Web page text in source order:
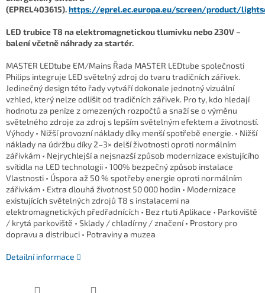
(EPREL403615).https://eprel.ec.europa.eu/screen/product/
LED trubice T8 na elektromagnetickou tlumivku nebo 230V –
balení včetně náhrady za startér.
MASTER LEDtube EM/Mains Řada MASTER LEDtube společnosti
Philips integruje LED světelný zdroj do tvaru tradičních zářivek.
Jedinečný design této řady vytváří dokonale jednotný vizuální
vzhled, který nelze odlišit od tradičních zářivek. Pro ty, kdo hledají
hodnotu za peníze z omezených rozpočtů a snaží se o výměnu
světelného zdroje za zdroj s lepším světelným efektem a životností.
Výhody • Nižší provozní náklady díky menší spotřebě energie. • Nižší
náklady na údržbu díky 2–3× delší životnosti oproti normálním
zářivkám • Nejrychlejší a nejsnazší způsob modernizace existujícího
svítidla na LED technologii • 100% bezpečný způsob instalace
Vlastnosti • Úspora až 50 % spotřeby energie oproti normálním
zářivkám • Extra dlouhá životnost 50 000 hodin • Modernizace
existujících světelných zdrojů T8 s instalacemi na
elektromagnetických předřadnících • Bez rtuti Aplikace • Parkoviště
/ krytá parkoviště • Sklady / chladírny / značení • Prostory pro
dopravu a distribuci • Potraviny a muzea
Detailní informace